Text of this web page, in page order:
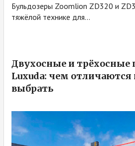
Бульдозеры Zoomlion ZD320 и
тяжёлой технике для...
Двухосные и
Luxuda: чем отличаются
выбрать